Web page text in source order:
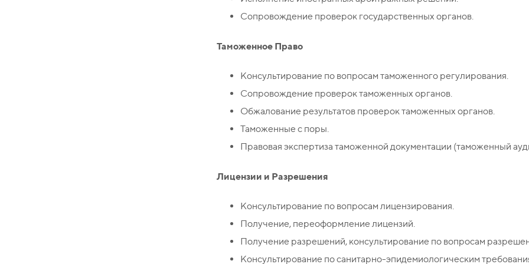
Сопровождение проверок государственных органов.
Таможенное Право
Консультирование по вопросам таможенного регулирования.
Сопровождение проверок таможенных органов.
Обжалование результатов проверок таможенных органов.
Таможенные с поры.
Правовая экспертиза таможенной документации (таможенный
Лицензии и Разрешения
Консультирование по вопросам лицензирования.
Получение, переоформление лицензий.
Получение разрешений, консультирование по вопросам
Консультирование по санитарно-эпидемиологическим